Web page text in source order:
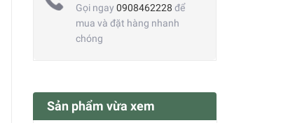
Gọi ngay 0908462228 để
mua và đặt hàng nhanh
chóng
Sản phẩm vừa xem